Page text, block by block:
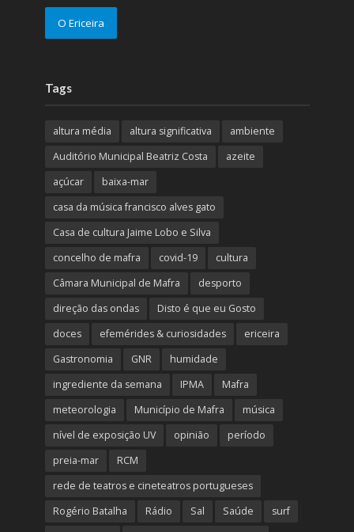
O Ericeira
Tags
altura média altura significativa
ambiente
Auditório Municipal Beatriz Costa
azeite
açúcar
baixa-mar
casa da música francisco alves gato
Casa de cultura Jaime Lobo e Silva
concelho de mafra
covid-19
cultura
Câmara Municipal de Mafra
desporto
direção das ondas
Disto é que eu Gosto
doces
efemérides & curiosidades
ericeira
Gastronomia
GNR
humidade
ingrediente da semana
IPMA
Mafra
meteorologia
Município de Mafra
música
nível de exposição UV
opinião
período
preia-mar
RCM
rede de teatros e cineteatros portugueses
Rogério Batalha
Rádio Sal Saúde
surf